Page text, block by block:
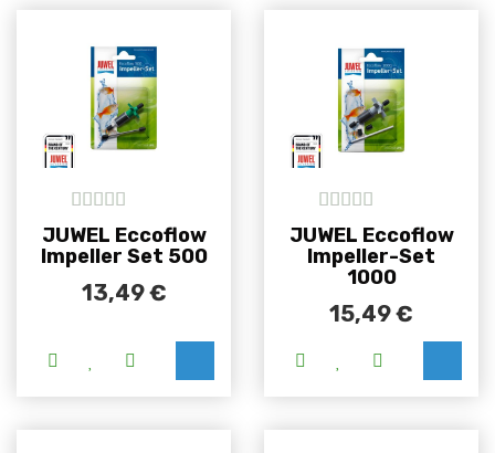
5out of 5
JUWEL Eccoflow
Impeller Set 500
13,49€
5out of 5
JUWEL Eccoflow
Impeller-Set
1000
15,49€